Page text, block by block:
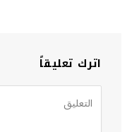
اترك تعليقاً